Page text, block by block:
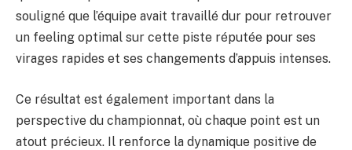
souligné que l’équipe avait travaillé dur pour retrouver
un feeling optimal sur cette piste réputée pour ses
virages rapides et ses changements d’appuis intenses.
Ce résultat est également important dans la
perspective du championnat, où chaque point est un
atout précieux. Il renforce la dynamique positive de